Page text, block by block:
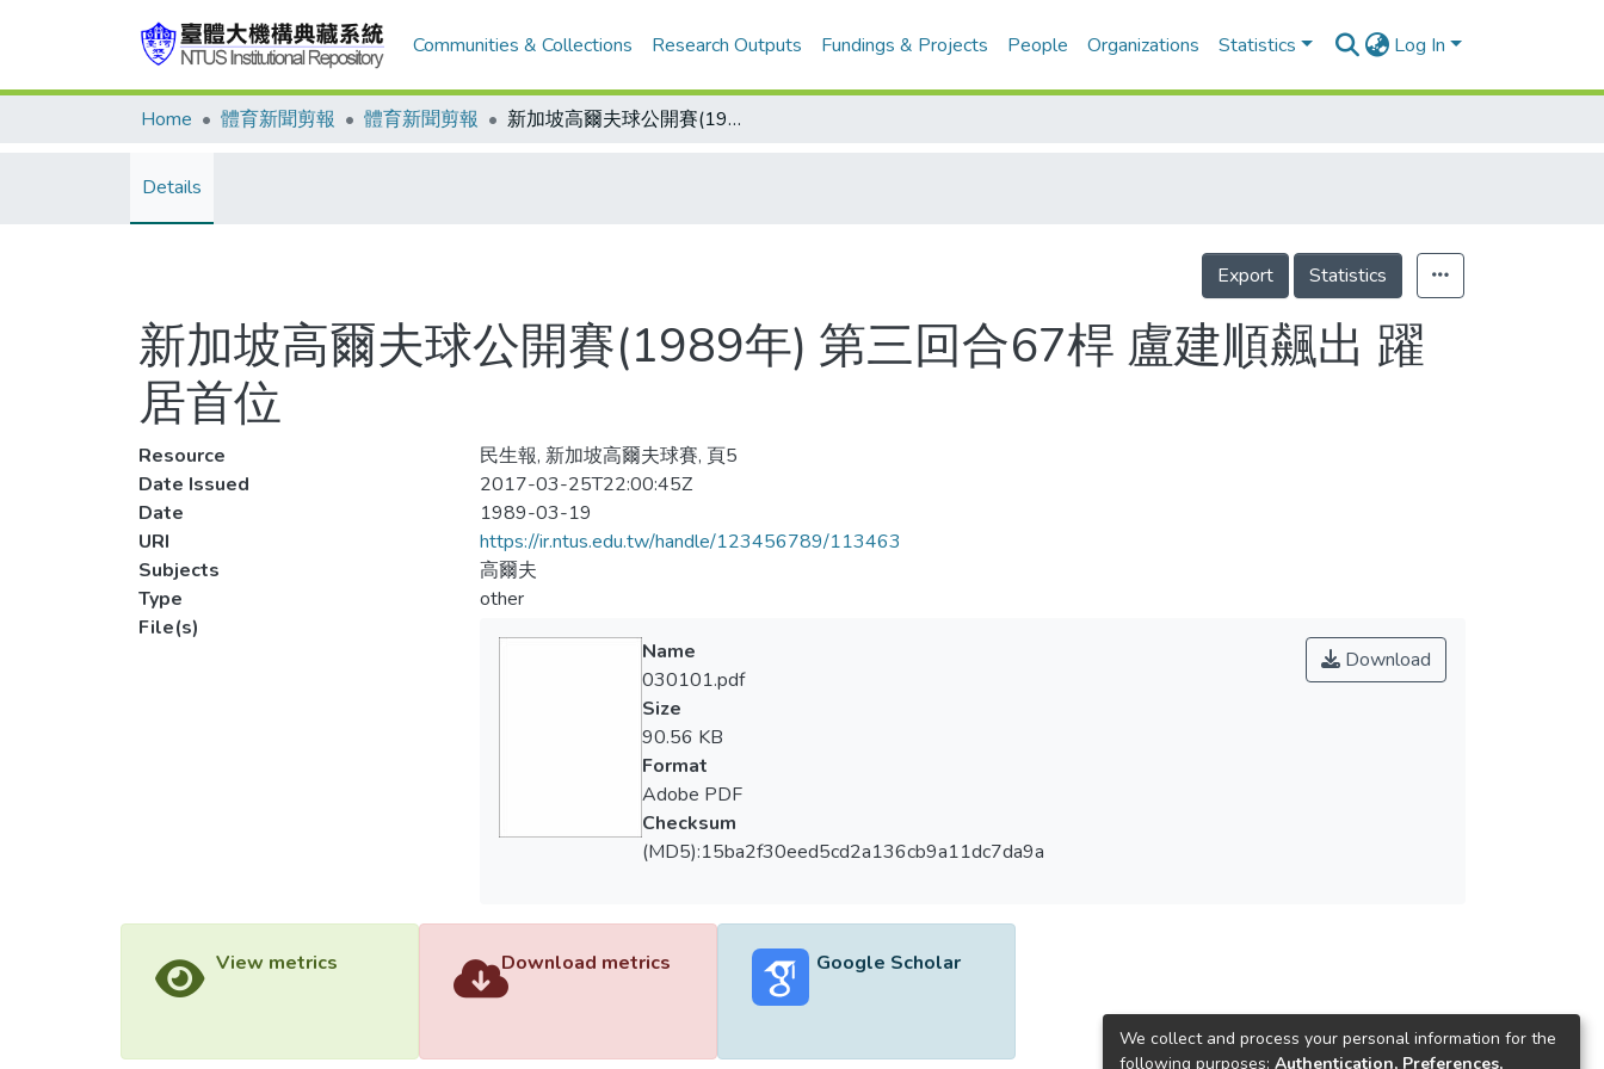
Communities & Collections Research Outputs Fundings & Projects People Organizations Statistics Log In
Home 體育新聞剪報 體育新聞剪報 新加坡高爾夫球公開賽(1989年) 第三回合67桿 盧建順飆出 躍居首位
Details
Export Statistics
新加坡高爾夫球公開賽(1989年) 第三回合67桿 盧建順飆出 躍
居首位
Resource
民生報, 新加坡高爾夫球賽, 頁5
Date Issued
2017-03-25T22:00:45Z
Date
1989-03-19
URI
https://ir.ntus.edu.tw/handle/123456789/113463
Subjects
高爾夫
Type
other
File(s)
Download
Name
030101.pdf
Size
90.56 KB
Format
Adobe PDF
Checksum
(MD5):15ba2f30eed5cd2a136cb9a11dc7da9a
View metrics Download metrics Google Scholar
We collect and process your personal information for the
following purposes: Authentication, Preferences,